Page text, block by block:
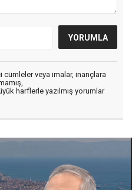
veya imalar, inançlara
harflerle yazılmış yorumlar